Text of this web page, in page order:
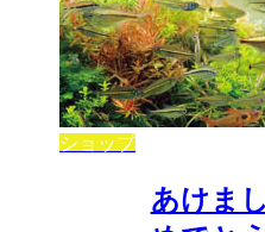
ショップ
あけま